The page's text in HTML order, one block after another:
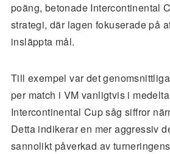
poäng, betonade Intercontinental
strategi, där lagen fokuserade på
insläppta mål.
Till exempel var det
per match i VM vanligtvis i
Intercontinental Cup såg siffror
Detta indikerar en mer aggressiv
sannolikt påverkad av